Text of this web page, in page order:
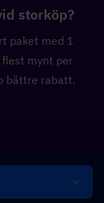
storköp?
paket med 1
mynt per
bättre rabatt.